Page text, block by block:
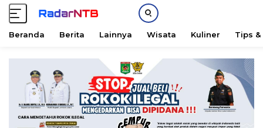
Beranda Berita Lainnya Wisata Kuliner Tips &